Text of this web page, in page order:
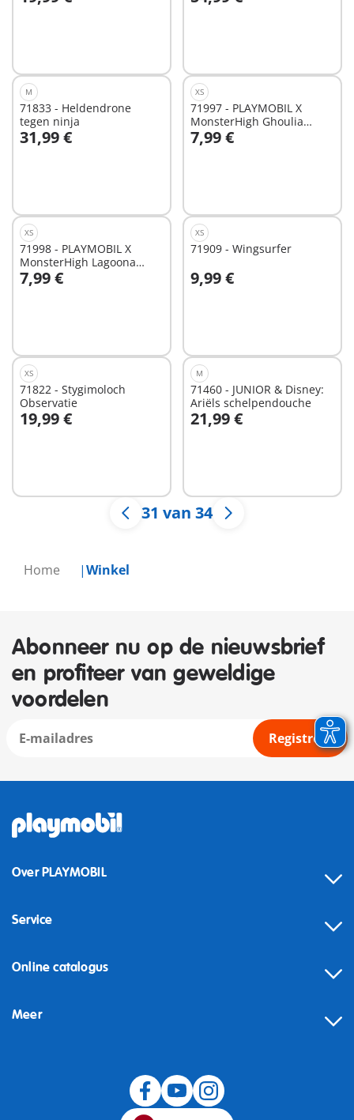
Home Winkel
In winkelwagen In winkelwagen
M
71833 - Heldendrone
tegen ninja
31,99 €
In winkelwagen
XS
71997 - PLAYMOBIL X
MonsterHigh Ghoulia
Yelps™
7,99 €
In winkelwagen
XS
71998 - PLAYMOBIL X
MonsterHigh Lagoona
Blue™
7,99 €
In winkelwagen
XS
71909 - Wingsurfer
9,99 €
In winkelwagen
XS
71822 - Stygimoloch
Observatie
19,99 €
In winkelwagen
M
71460 - JUNIOR & Disney:
Ariëls schelpendouche
21,99 €
In winkelwagen
31 van 34
Abonneer nu op de nieuwsbrief
en profiteer van geweldige
voordelen
Registreer
Over PLAYMOBIL
Service
Online catalogus
Meer